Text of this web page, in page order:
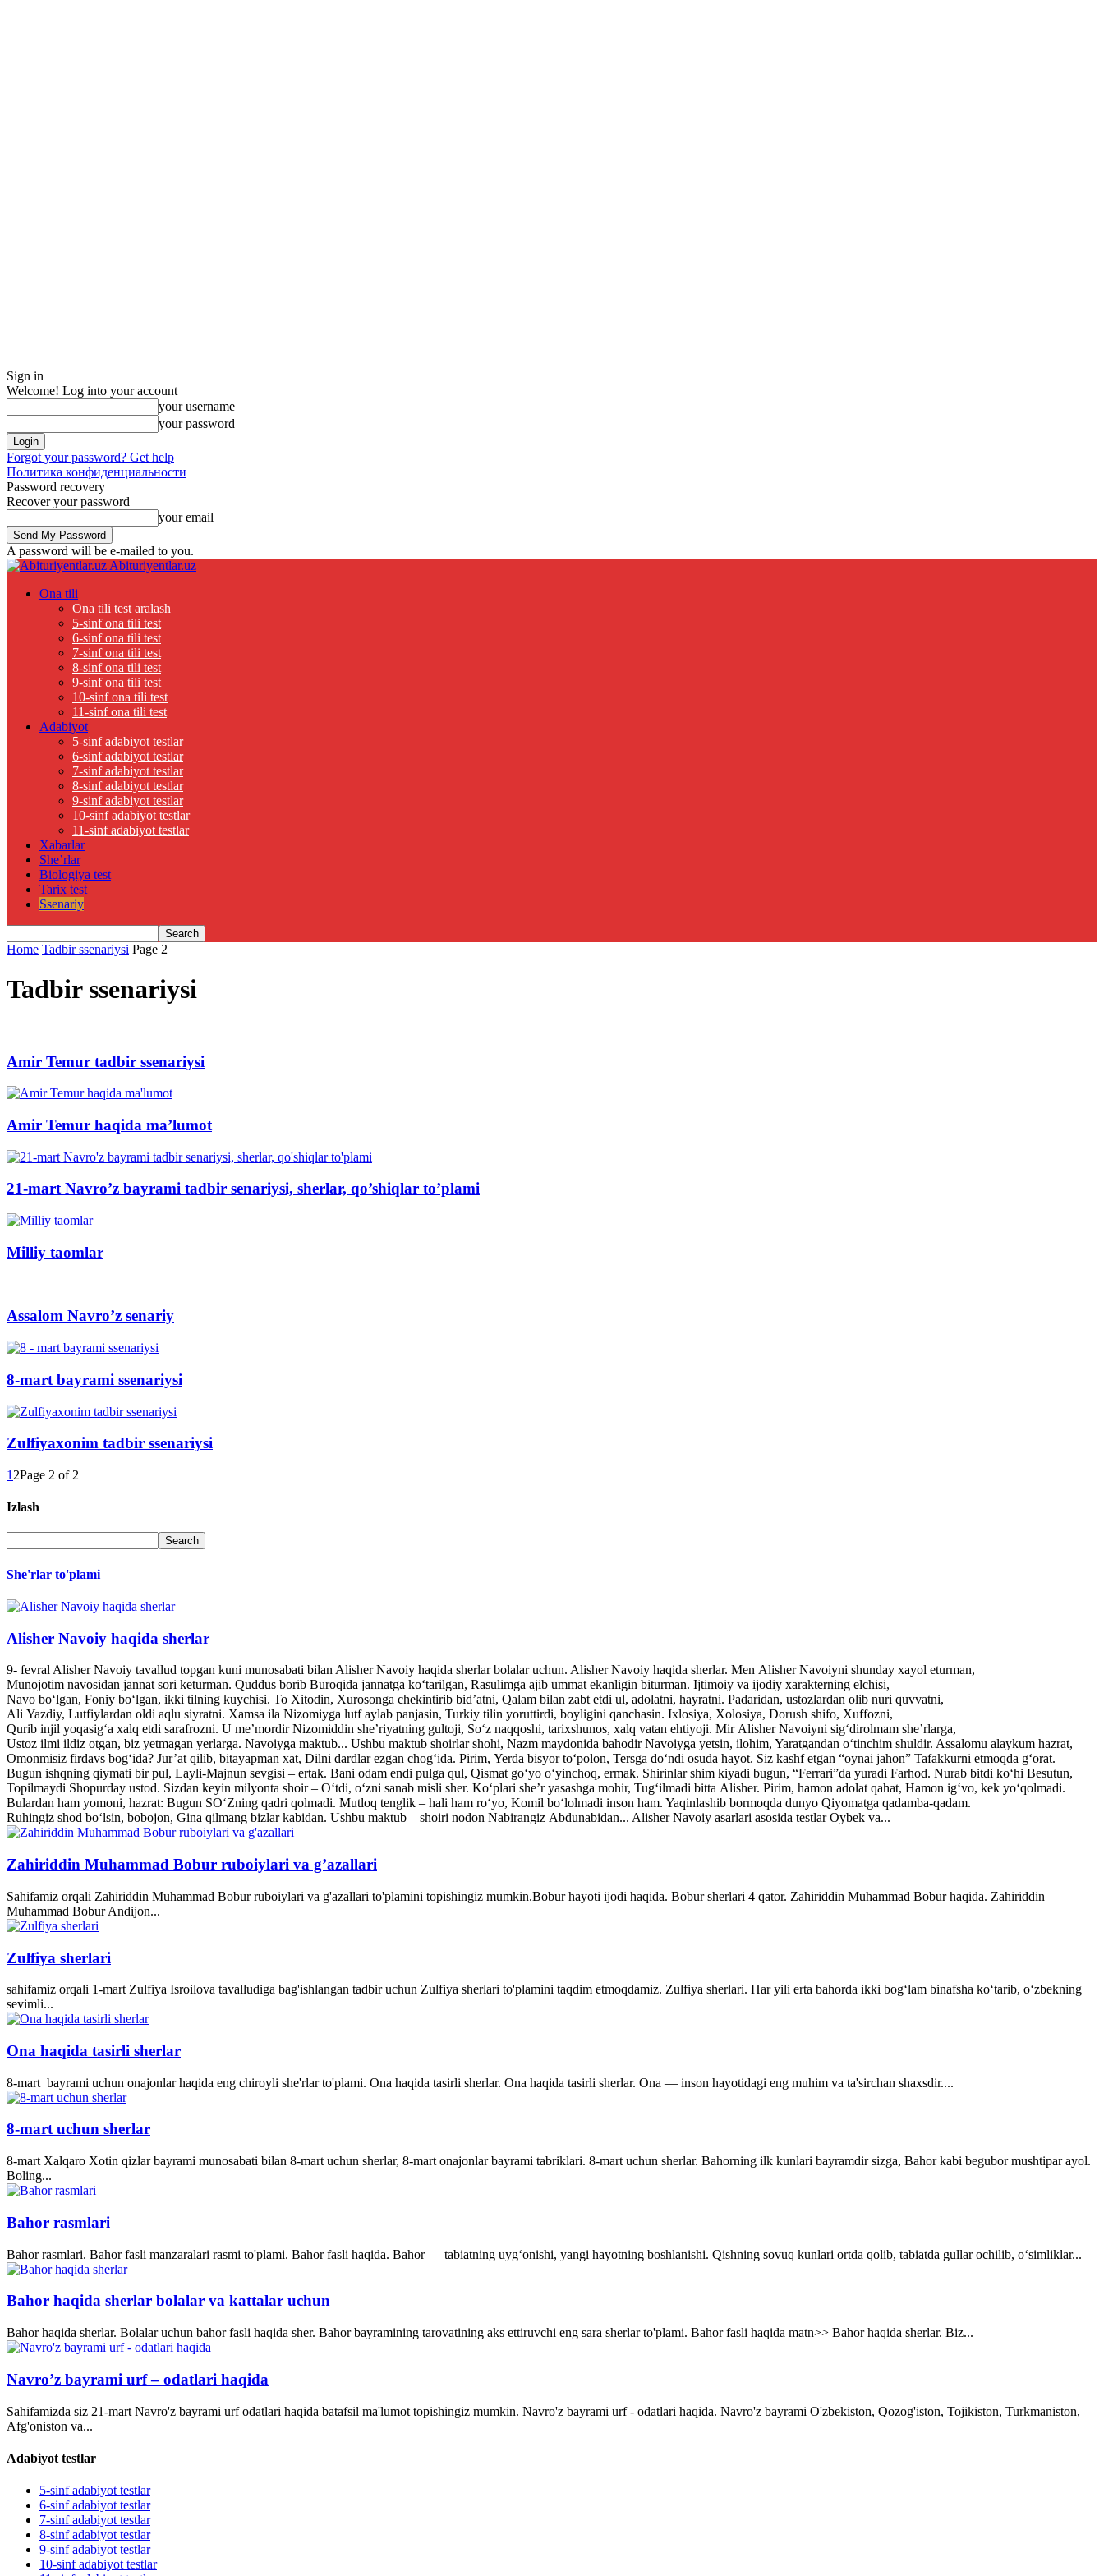
Sign in
Welcome! Log into your account
your username
your password
Forgot your password? Get help
Политика конфиденциальности
Password recovery
Recover your password
your email
A password will be e-mailed to you.
Abituriyentlar.uz
Ona tili
Ona tili test aralash
5-sinf ona tili test
6-sinf ona tili test
7-sinf ona tili test
8-sinf ona tili test
9-sinf ona tili test
10-sinf ona tili test
11-sinf ona tili test
Adabiyot
5-sinf adabiyot testlar
6-sinf adabiyot testlar
7-sinf adabiyot testlar
8-sinf adabiyot testlar
9-sinf adabiyot testlar
10-sinf adabiyot testlar
11-sinf adabiyot testlar
Xabarlar
She’rlar
Biologiya test
Tarix test
Ssenariy
Home Tadbir ssenariysi Page 2
Tadbir ssenariysi
Amir Temur tadbir ssenariysi
Amir Temur haqida ma’lumot
21-mart Navro’z bayrami tadbir senariysi, sherlar, qo’shiqlar to’plami
Milliy taomlar
Assalom Navro’z senariy
8-mart bayrami ssenariysi
Zulfiyaxonim tadbir ssenariysi
1 2Page 2 of 2
Izlash
She'rlar to'plami
Alisher Navoiy haqida sherlar
9- fevral Alisher Navoiy tavallud topgan kuni munosabati bilan Alisher Navoiy haqida sherlar bolalar uchun. Alisher Navoiy haqida sherlar. Men Alisher Navoiyni shunday xayol eturman,
Munojotim navosidan jannat sori keturman. Quddus borib Buroqida jannatga ko‘tarilgan, Rasulimga ajib ummat ekanligin biturman. Ijtimoiy va ijodiy xarakterning elchisi,
Navo bo‘lgan, Foniy bo‘lgan, ikki tilning kuychisi. To Xitodin, Xurosonga chekintirib bid’atni, Qalam bilan zabt etdi ul, adolatni, hayratni. Padaridan, ustozlardan olib nuri quvvatni,
Ali Yazdiy, Lutfiylardan oldi aqlu siyratni. Xamsa ila Nizomiyga lutf aylab panjasin, Turkiy tilin yoruttirdi, boyligini qanchasin. Ixlosiya, Xolosiya, Dorush shifo, Xuffozni,
Qurib injil yoqasig‘a xalq etdi sarafrozni. U me’mordir Nizomiddin she’riyatning gultoji, So‘z naqqoshi, tarixshunos, xalq vatan ehtiyoji. Mir Alisher Navoiyni sig‘dirolmam she’rlarga,
Ustoz ilmi ildiz otgan, biz yetmagan yerlarga. Navoiyga maktub... Ushbu maktub shoirlar shohi, Nazm maydonida bahodir Navoiyga yetsin, ilohim, Yaratgandan o‘tinchim shuldir. Assalomu alaykum hazrat,
Omonmisiz firdavs bog‘ida? Jur’at qilib, bitayapman xat, Dilni dardlar ezgan chog‘ida. Pirim, Yerda bisyor to‘polon, Tersga do‘ndi osuda hayot. Siz kashf etgan “oynai jahon” Tafakkurni etmoqda g‘orat.
Bugun ishqning qiymati bir pul, Layli-Majnun sevgisi – ertak. Bani odam endi pulga qul, Qismat go‘yo o‘yinchoq, ermak. Shirinlar shim kiyadi bugun, “Ferrari”da yuradi Farhod. Nurab bitdi ko‘hi Besutun,
Topilmaydi Shopurday ustod. Sizdan keyin milyonta shoir – O‘tdi, o‘zni sanab misli sher. Ko‘plari she’r yasashga mohir, Tug‘ilmadi bitta Alisher. Pirim, hamon adolat qahat, Hamon ig‘vo, kek yo‘qolmadi.
Bulardan ham yomoni, hazrat: Bugun SO‘Zning qadri qolmadi. Mutloq tenglik – hali ham ro‘yo, Komil bo‘lolmadi inson ham. Yaqinlashib bormoqda dunyo Qiyomatga qadamba-qadam.
Ruhingiz shod bo‘lsin, bobojon, Gina qilmang bizlar kabidan. Ushbu maktub – shoiri nodon Nabirangiz Abdunabidan... Alisher Navoiy asarlari asosida testlar Oybek va...
Zahiriddin Muhammad Bobur ruboiylari va g’azallari
Sahifamiz orqali Zahiriddin Muhammad Bobur ruboiylari va g'azallari to'plamini topishingiz mumkin.Bobur hayoti ijodi haqida. Bobur sherlari 4 qator. Zahiriddin Muhammad Bobur haqida. Zahiriddin
Muhammad Bobur Andijon...
Zulfiya sherlari
sahifamiz orqali 1-mart Zulfiya Isroilova tavalludiga bag'ishlangan tadbir uchun Zulfiya sherlari to'plamini taqdim etmoqdamiz. Zulfiya sherlari. Har yili erta bahorda ikki bogʻlam binafsha koʻtarib, oʻzbekning
sevimli...
Ona haqida tasirli sherlar
8-mart bayrami uchun onajonlar haqida eng chiroyli she'rlar to'plami. Ona haqida tasirli sherlar. Ona haqida tasirli sherlar. Ona — inson hayotidagi eng muhim va ta'sirchan shaxsdir....
8-mart uchun sherlar
8-mart Xalqaro Xotin qizlar bayrami munosabati bilan 8-mart uchun sherlar, 8-mart onajonlar bayrami tabriklari. 8-mart uchun sherlar. Bahorning ilk kunlari bayramdir sizga, Bahor kabi begubor mushtipar ayol.
Boling...
Bahor rasmlari
Bahor rasmlari. Bahor fasli manzaralari rasmi to'plami. Bahor fasli haqida. Bahor — tabiatning uyg‘onishi, yangi hayotning boshlanishi. Qishning sovuq kunlari ortda qolib, tabiatda gullar ochilib, o‘simliklar...
Bahor haqida sherlar bolalar va kattalar uchun
Bahor haqida sherlar. Bolalar uchun bahor fasli haqida sher. Bahor bayramining tarovatining aks ettiruvchi eng sara sherlar to'plami. Bahor fasli haqida matn>> Bahor haqida sherlar. Biz...
Navro’z bayrami urf – odatlari haqida
Sahifamizda siz 21-mart Navro'z bayrami urf odatlari haqida batafsil ma'lumot topishingiz mumkin. Navro'z bayrami urf - odatlari haqida. Navro'z bayrami O'zbekiston, Qozog'iston, Tojikiston, Turkmaniston,
Afg'oniston va...
Adabiyot testlar
5-sinf adabiyot testlar
6-sinf adabiyot testlar
7-sinf adabiyot testlar
8-sinf adabiyot testlar
9-sinf adabiyot testlar
10-sinf adabiyot testlar